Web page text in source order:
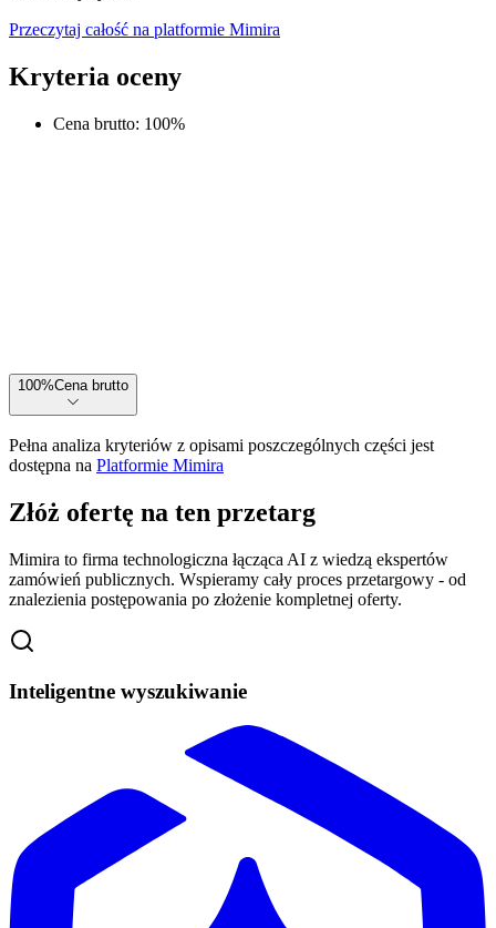
Przeczytaj całość na platformie Mimira
Kryteria oceny
Cena brutto: 100%
100%Cena brutto
Pełna analiza kryteriów z opisami poszczególnych części jest
dostępna na Platformie Mimira
Złóż ofertę na ten przetarg
Mimira to firma technologiczna łącząca AI z wiedzą ekspertów
zamówień publicznych. Wspieramy cały proces przetargowy - od
znalezienia postępowania po złożenie kompletnej oferty.
Inteligentne wyszukiwanie